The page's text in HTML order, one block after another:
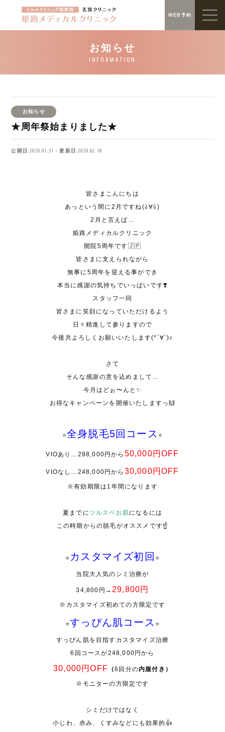
WEB予約
お知らせ
★周年祭始まりました★
公開日:2020.01.31・更新日:2020.02.18
皆さまこんにちは
あっという間に 2 月ですね(≧∀≦)
2 月と言えば …
姫路メディカルクリニック
開院5周年です🇯🇵
皆さまに支えられながら
無事に 5周年を迎える事ができ
本当に感謝の気持ちでいっぱいです❣️
スタッフ一同
皆さまに笑顔になっていただけるよう
日々精進して参りますので
今後共よろしくお願いいたします(*´∀`)♪
さて
そんな感謝の意を込めまして…
今月はどぉ〜んと✨
お得なキャンペーンを開催いたしますっ🙌
⭐️全身脱毛5回コース ⭐️
VIOあり …298,000 円から 50,000円OFF
VIOなし …248,000 円から 30,000円OFF
※有効期限は 1 年間になります
夏までに ツルスベお肌になるには
この時期からの脱毛がオススメです☝️
⭐️ カスタマイズ初回 ⭐️
当院大人気のシミ治療が
34,800 円 →29,800円
※ カスタマイズ初めての方限定です
⭐️すっぴん肌コース ⭐️
すっぴん肌を目指すカスタマイズ治療
6回コースが248,000 円から
30,000円OFF （6回分の内服付き）
※ モニターの方限定です
シミだけではなく
小じわ、赤み、くすみなどにも効果的👍